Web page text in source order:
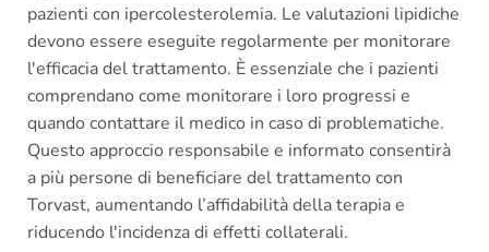
pazienti con ipercolesterolemia. Le valutazioni lipidiche
devono essere eseguite regolarmente per monitorare
l'efficacia del trattamento. È essenziale che i pazienti
comprendano come monitorare i loro progressi e
quando contattare il medico in caso di problematiche.
Questo approccio responsabile e informato consentirà
a più persone di beneficiare del trattamento con
Torvast, aumentando l’affidabilità della terapia e
riducendo l'incidenza di effetti collaterali.